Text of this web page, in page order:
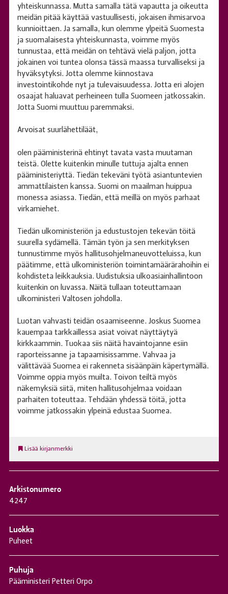
yhteiskunnassa. Mutta samalla tätä vapautta ja oikeutta
meidän pitää käyttää vastuullisesti, jokaisen ihmisarvoa
kunnioittaen. Ja samalla, kun olemme ylpeitä Suomesta
ja suomalaisesta yhteiskunnasta, voimme myös
tunnustaa, että meidän on tehtävä vielä paljon, jotta
jokainen voi tuntea olonsa tässä maassa turvalliseksi ja
hyväksytyksi. Jotta olemme kiinnostava
investointikohde nyt ja tulevaisuudessa. Jotta eri alojen
osaajat haluavat perheineen tulla Suomeen jatkossakin.
Jotta Suomi muuttuu paremmaksi.
Arvoisat suurlähettiläät,
olen pääministerinä ehtinyt tavata vasta muutaman
teistä. Olette kuitenkin minulle tuttuja ajalta ennen
pääministeriyttä. Tiedän tekeväni työtä asiantuntevien
ammattilaisten kanssa. Suomi on maailman huippua
monessa asiassa. Tiedän, että meillä on myös parhaat
virkamiehet.
Tiedän ulkoministeriön ja edustustojen tekevän töitä
suurella sydämellä. Tämän työn ja sen merkityksen
tunnustimme myös hallitusohjelmaneuvotteluissa, kun
päätimme, että ulkoministeriön toimintamäärärahoihin ei
kohdisteta leikkauksia. Uudistuksia ulkoasiainhallintoon
kuitenkin on luvassa. Näitä tullaan toteuttamaan
ulkoministeri Valtosen johdolla.
Luotan vahvasti teidän osaamiseenne. Joskus Suomea
kauempaa tarkkaillessa asiat voivat näyttäytyä
kirkkaammin. Tuokaa siis näitä havaintojanne esiin
raporteissanne ja tapaamisissamme. Vahvaa ja
välittävää Suomea ei rakenneta sisäänpäin käpertymällä.
Voimme oppia myös muilta. Toivon teiltä myös
näkemyksiä siitä, miten hallitusohjelmaa voidaan
parhaiten toteuttaa. Tehdään yhdessä töitä, jotta
voimme jatkossakin ylpeinä edustaa Suomea.
Lisää kirjanmerkki
Arkistonumero
4247
Luokka
Puheet
Puhuja
Pääministeri Petteri Orpo